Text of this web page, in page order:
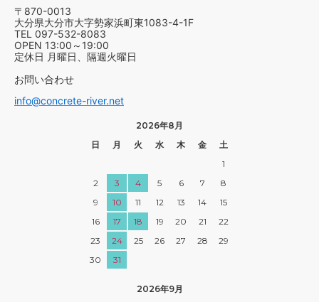
〒870-0013
大分県大分市大字勢家浜町東1083-4-1F
TEL 097-532-8083
OPEN 13:00～19:00
定休日 月曜日、隔週火曜日
お問い合わせ
info@concrete-river.net
2026年8月
日
月 火 水 木 金
土
1
2
3 4 5 6 7
8
9
10 11 12 13 14
15
16
17 18 19 20 21
22
23
24 25 26 27 28
29
30
31
2026年9月